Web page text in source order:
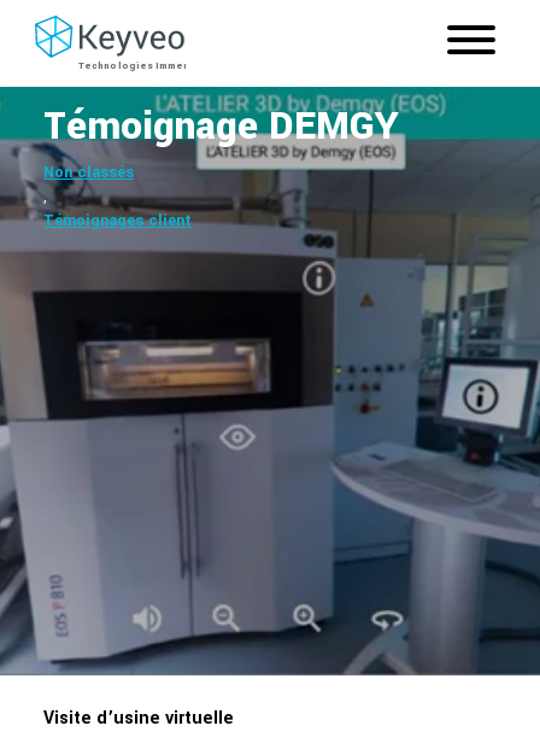
Témoignage DEMGY
Non classés
,
Témoignages client
Visite d’usine virtuelle